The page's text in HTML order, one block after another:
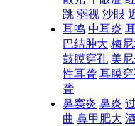
跳 弱视 沙眼
耳鸣 中耳炎
巴结肿大 梅
鼓膜穿孔 美
性耳聋 耳膜
聋
鼻窦炎 鼻炎
曲 鼻甲肥大